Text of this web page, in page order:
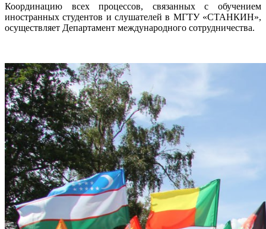
Координацию всех процессов, связанных с обучением
иностранных студентов и слушателей в МГТУ «СТАНКИН»,
осуществляет Департамент международного сотрудничества.